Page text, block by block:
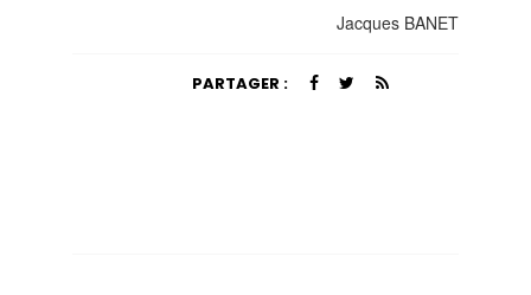
Jacques BANET
PARTAGER :